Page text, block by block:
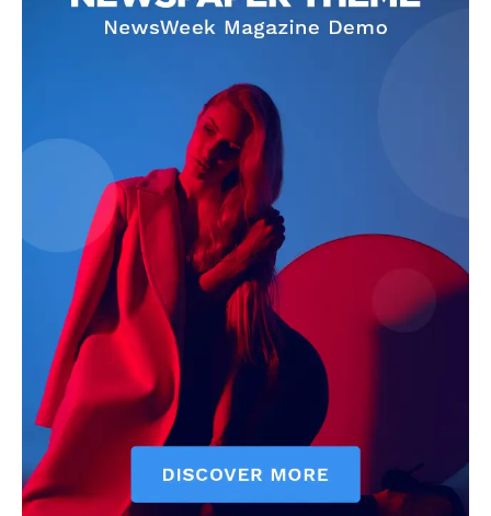
Company
Subscription Plans
My account